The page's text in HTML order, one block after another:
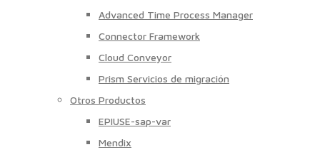
Advanced Time Process Manager
Connector Framework
Cloud Conveyor
Prism Servicios de migración
Otros Productos
EPIUSE-sap-var
Mendix